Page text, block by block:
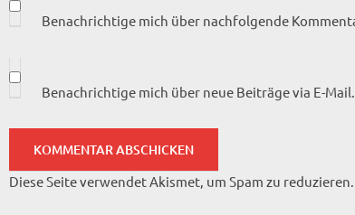
Benachrichtige mich über nachfolgende
Benachrichtige mich über neue Beiträge via E-Mail.
Diese Seite verwendet Akismet, um Spam zu reduzieren.